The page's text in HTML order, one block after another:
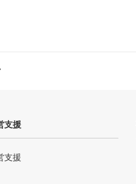
支援
支援